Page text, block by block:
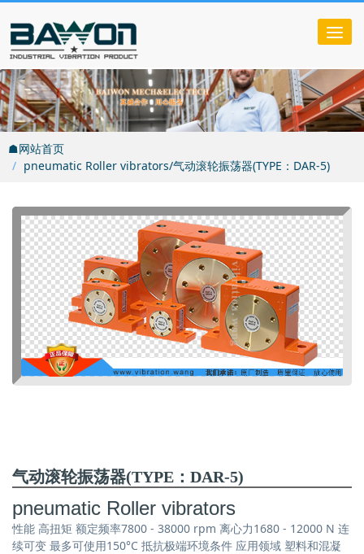
☗网站首页
pneumatic Roller vibrators/气动滚轮振荡器(TYPE：DAR-5)
气动滚轮振荡器(TYPE：DAR-5)
pneumatic Roller vibrators
性能 高扭矩 额定频率7800 - 38000 rpm 离心力1680 - 12000 N 连
续可变 最多可使用150°C 抵抗极端环境条件 应用领域 塑料和混凝